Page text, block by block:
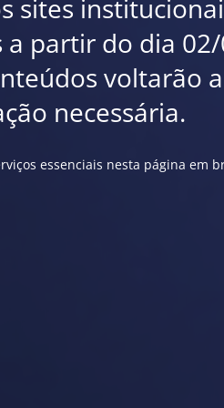
sites
partir do dia
voltarão
necessária.
essenciais nesta página em